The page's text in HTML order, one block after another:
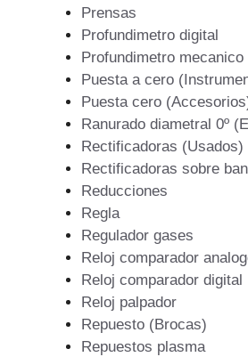
Prensas
Profundimetro digital
Profundimetro mecanico
Puesta a cero
Puesta cero
Ranurado diametral 0º
Rectificadoras (Usados)
Rectificadoras sobre
Reducciones
Regla
Regulador gases
Reloj comparador
Reloj comparador digital
Reloj palpador
Repuesto (Brocas)
Repuestos plasma